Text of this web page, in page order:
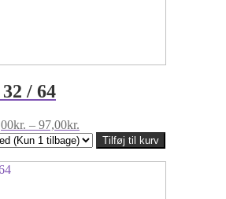
/ 64
kr. – 97,00kr.
23,00kr.
til
97,00kr.
Tilføj til kurv